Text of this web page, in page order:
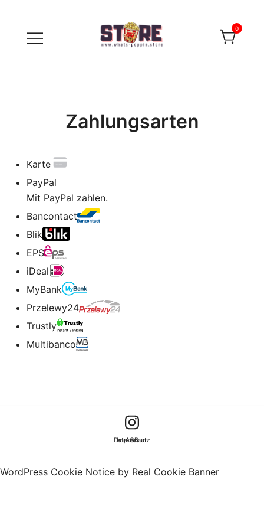
springen
0
Zahlungsarten
Karte
PayPal
Mit PayPal zahlen.
Bancontact
Blik
EPS
iDeal
MyBank
Przelewy24
Trustly
Multibanco
Impressum
Datenschutz
AGB
WordPress Cookie Notice by Real Cookie Banner